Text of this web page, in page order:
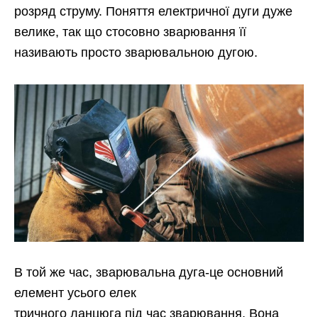
розряд струму. Поняття електричної дуги дуже
велике, так що стосовно зварювання її
називають просто зварювальною дугою.
В той же час, зварювальна дуга-це основний
елемент усього елек
тричного ланцюга під час зварювання. Вона